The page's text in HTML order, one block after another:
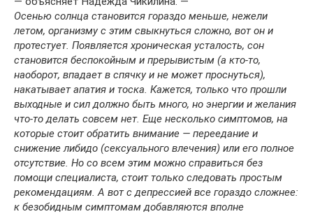
Осенью солнца становится гораздо меньше, нежели
летом, организму с этим свыкнуться сложно, вот он и
протестует. Появляется хроническая усталость, сон
становится беспокойным и прерывистым (а кто‑то,
наоборот, впадает в спячку и не может проснуться),
накатывает апатия и тоска. Кажется, только что прошли
выходные и сил должно быть много, но энергии и желания
что‑то делать совсем нет. Еще несколько симптомов, на
которые стоит обратить внимание — переедание и
снижение либидо (сексуального влечения) или его полное
отсутствие. Но со всем этим можно справиться без
помощи специалиста, стоит только следовать простым
рекомендациям. А вот с депрессией все гораздо сложнее:
к безобидным симптомам добавляются вполне